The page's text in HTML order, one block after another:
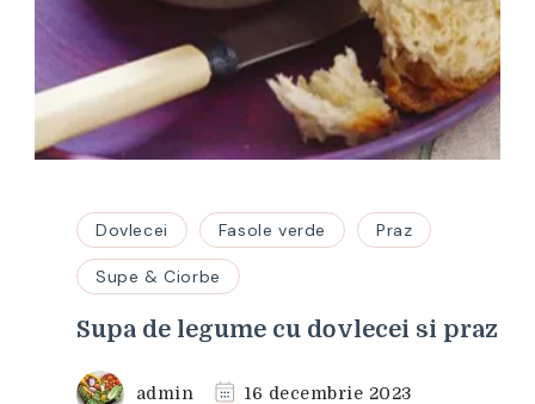
Dovlecei Fasole verde Praz
Supe & Ciorbe
Supa de legume cu dovlecei si praz
admin 16 decembrie 2023